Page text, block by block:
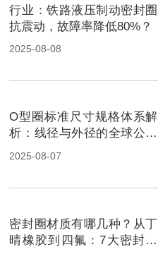
行业‌：铁路液压制动密封圈
抗震动，故障率降低80%？
2025-08-08
O型圈标准尺寸规格体系解
析：线径与外径的全球公差
体系解析！
2025-08-07
密封圈材质有哪几种？从丁
晴橡胶到四氟：7大密封材